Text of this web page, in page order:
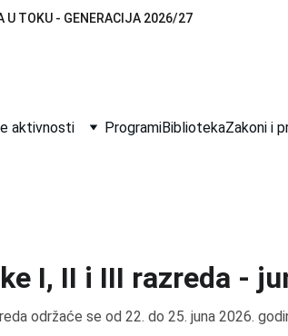
U TOKU - GENERACIJA 2026/27
aktivnosti ProgramiBibliotekaZakoni i
I, II i III razreda -
održaće se od 22. do 25. juna 2026.